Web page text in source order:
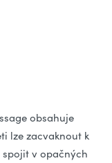
obsahuje
lze zacvaknout k
v opačných